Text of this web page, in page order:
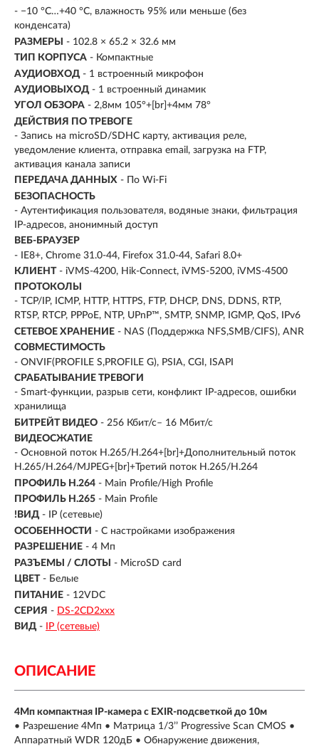
- −10 °C…+40 °C, влажность 95% или меньше (без
конденсата)
РАЗМЕРЫ
- 102.8 × 65.2 × 32.6 мм
ТИП КОРПУСА - Компактные
АУДИОВХОД - 1 встроенный микрофон
АУДИОВЫХОД - 1 встроенный динамик
УГОЛ ОБЗОРА - 2,8мм 105°+[br]+4мм 78°
ДЕЙСТВИЯ ПО ТРЕВОГЕ
- Запись на microSD/SDHC карту, активация реле,
уведомление клиента, отправка email, загрузка на FTP,
активация канала записи
ПЕРЕДАЧА ДАННЫХ - По Wi-Fi
БЕЗОПАСНОСТЬ
- Аутентификация пользователя, водяные знаки, фильтрация
IP-адресов, анонимный доступ
ВЕБ-БРАУЗЕР
- IE8+, Chrome 31.0-44, Firefox 31.0-44, Safari 8.0+
КЛИЕНТ - iVMS-4200, Hik-Connect, iVMS-5200, iVMS-4500
ПРОТОКОЛЫ
- TCP/IP, ICMP, HTTP, HTTPS, FTP, DHCP, DNS, DDNS, RTP,
RTSP, RTCP, PPPoE, NTP, UPnP™, SMTP, SNMP, IGMP, QoS, IPv6
СЕТЕВОЕ ХРАНЕНИЕ - NAS (Поддержка NFS,SMB/CIFS), ANR
СОВМЕСТИМОСТЬ
- ONVIF(PROFILE S,PROFILE G), PSIA, CGI, ISAPI
СРАБАТЫВАНИЕ ТРЕВОГИ
- Smart-функции, разрыв сети, конфликт IP-адресов, ошибки
хранилища
БИТРЕЙТ ВИДЕО - 256 Кбит/с– 16 Мбит/с
ВИДЕОСЖАТИЕ
- Основной поток H.265/H.264+[br]+Дополнительный поток
H.265/H.264/MJPEG+[br]+Третий поток H.265/H.264
ПРОФИЛЬ H.264 - Main Profile/High Profile
ПРОФИЛЬ H.265 - Main Profile
!ВИД - IP (сетевые)
ОСОБЕННОСТИ - С настройками изображения
РАЗРЕШЕНИЕ - 4 Мп
РАЗЪЕМЫ / СЛОТЫ
- MicroSD card
ЦВЕТ - Белые
ПИТАНИЕ - 12VDC
СЕРИЯ - DS-2CD2xxx
ВИД - IP (сетевые)
ОПИСАНИЕ
4Мп компактная IP-камера с EXIR-подсветкой до 10м
• Разрешение 4Мп • Матрица 1/3’’ Progressive Scan CMOS •
Аппаратный WDR 120дБ • Обнаружение движения,